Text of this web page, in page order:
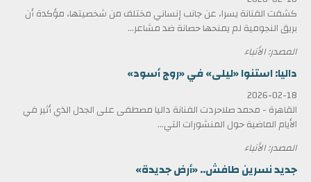
كشفت الفنانة يسرا، عن جانب إنساني مختلف من شخصيتها، مؤكدة أن
بريق النجومية لم يمنحها حصانة ضد مشاعر...
المصدر: الأنباء
داليا: استنوا «ليلى» في «روج أسود»
2026-02-18
القاهرة - محمد صلاحردت الفنانة داليا مصطفى على الجدل الذي أثير في
الأيام الماضية حول المنشورات التي...
المصدر: الأنباء
جديد نسرين طافش.. «أرض جديدة»